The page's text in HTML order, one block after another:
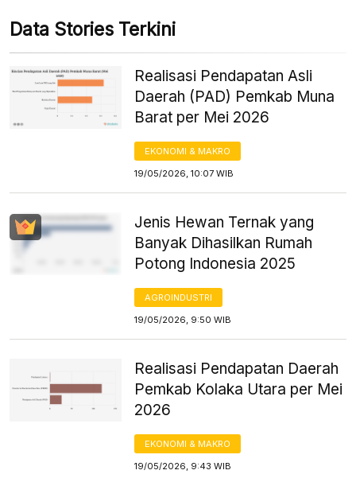
Data Stories Terkini
Realisasi Pendapatan Asli
Daerah (PAD) Pemkab Muna
Barat per Mei 2026
EKONOMI & MAKRO
19/05/2026, 10:07 WIB
Jenis Hewan Ternak yang
Banyak Dihasilkan Rumah
Potong Indonesia 2025
AGROINDUSTRI
19/05/2026, 9:50 WIB
Realisasi Pendapatan Daerah
Pemkab Kolaka Utara per Mei
2026
EKONOMI & MAKRO
19/05/2026, 9:43 WIB